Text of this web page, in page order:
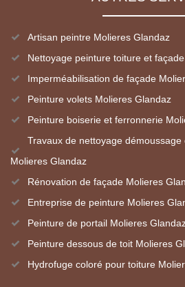
Artisan peintre Molieres Glandaz
Nettoyage peinture toiture et
Imperméabilisation de façade
Peinture volets Molieres Glandaz
Peinture boiserie et ferronnerie
Travaux de nettoyage
Molieres Glandaz
Rénovation de façade Molieres
Entreprise de peinture Molieres
Peinture de portail Molieres
Peinture dessous de toit Molieres
Hydrofuge coloré pour toiture